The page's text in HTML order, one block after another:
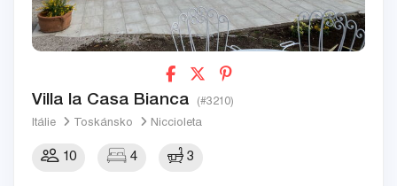
Villa la Casa Bianca (#3210)
Itálie Toskánsko Niccioleta
10 4 3